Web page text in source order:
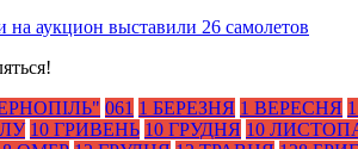
на аукцион выставили 26 самолетов
061 1 БЕРЕЗНЯ 1 ВЕРЕСНЯ
10 ГРИВЕНЬ 10 ГРУДНЯ 10